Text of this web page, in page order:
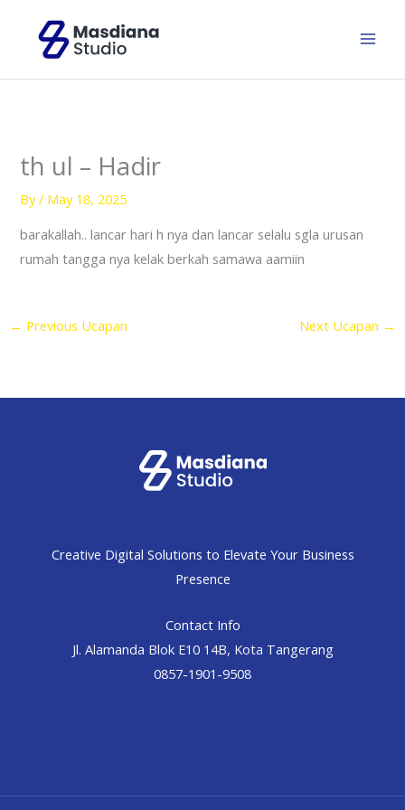
content
th ul – Hadir
By/ May 18, 2025
barakallah.. lancar hari h nya dan lancar selalu sgla urusan
rumah tangga nya kelak berkah samawa aamiin
← Previous Ucapan Next Ucapan →
Creative Digital Solutions to Elevate Your Business
Presence
Contact Info
Jl. Alamanda Blok E10 14B, Kota Tangerang
0857-1901-9508